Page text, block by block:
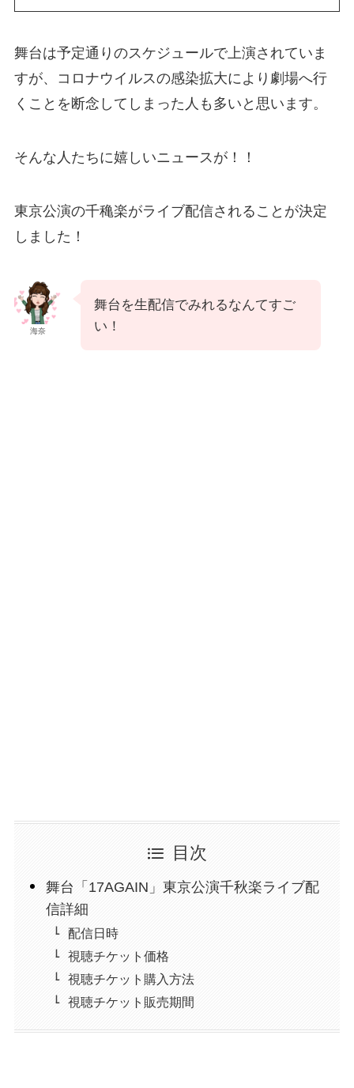
舞台は予定通りのスケジュールで上演されていま
すが、コロナウイルスの感染拡大により劇場へ行
くことを断念してしまった人も多いと思います。
そんな人たちに嬉しいニュースが！！
東京公演の千穐楽がライブ配信されることが決定
しました！
海奈
舞台を生配信でみれるなんてすご
い！
目次
舞台「17AGAIN」東京公演千秋楽ライブ配
信詳細
配信日時
視聴チケット価格
視聴チケット購入方法
視聴チケット販売期間